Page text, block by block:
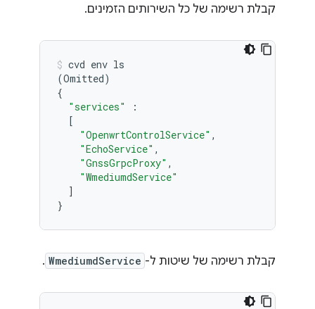
קבלת רשימה של כל השירותים הזמינים.
cvd env
(Omitted)
{
"services"
[
"OpenwrtControlService"
"EchoService"
"GnssGrpcProxy"
"WmediumdService"
]
}
קבלת רשימה של שיטות ל- WmediumdService
.